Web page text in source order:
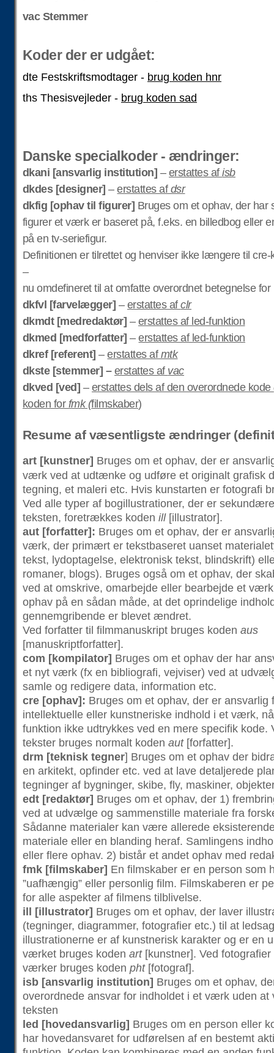
vac Stemmer
Koder der er udgået:
dte Festskriftsmodtager - brug koden hnr
ths Thesisvejleder - brug koden sad
Danske specialkoder - ændringer:
dkani [ansvarlig institution] – erstattes afisb
dkdes [designer] –erstattes af dsr
dkfig [ophav til figurer] Bruges om et ophav, der har
figurer et værk er baseret på, f.eks. en billedbog eller
på en tv-seriefigur.
Definitionen er tilrettet og henviser ikke længere til
–
nu omdefineret til at omfatte overordnet betegnelse
dkfvl [farvelægger] – erstattes afclr
dkmdt [medredaktør] – erstattes af led-funktion
dkmed [medforfatter] –erstattes af led-funktion
dkref [referent]–erstattes af mtk
dkste [stemmer] – erstattes af vac
dkved [ved] – erstattes dels af den overordnede kode
koden for fmk (filmskaber)
Resume af væsentligste ændringer
art [kunstner] Bruges om et ophav, der er
værk ved at udtænke og udføre et originalt grafisk
tegning, et maleri etc. Hvis kunstarten er fotografi
Ved alle typer af bogillustrationer, der er
teksten, foretrækkes koden ill[illustrator].
aut [forfatter]: Bruges om et ophav, der er
værk, der primært er tekstbaseret uanset
tekst, lydoptagelse, elektronisk tekst, blindskrift)
romaner, blogs). Bruges også om et ophav, der
ved at omskrive, omarbejde eller bearbejde et
ophav på en sådan måde, at det oprindelige
gennemgribende er blevet ændret.
Ved forfatter til filmmanuskript bruges koden aus
[manuskriptforfatter].
com [kompilator] Bruges om et ophav der har
et nyt værk (fx en bibliografi, vejviser) ved at
samle og redigere data, information etc.
cre [ophav]: Bruges om et ophav, der er ansvarlig
intellektuelle eller kunstneriske indhold i et værk,
funktion ikke udtrykkes ved en mere specifik kode.
tekster bruges normalt koden aut[forfatter].
drm [teknisk tegner] Bruges om et ophav der
en arkitekt, opfinder etc. ved at lave detaljerede
tegninger af bygninger, skibe, fly, maskiner,
edt [redaktør] Bruges om et ophav, der 1)
ved at udvælge og sammenstille materiale fra
Sådanne materialer kan være allerede
materiale eller en blanding heraf. Samlingens
eller flere ophav. 2) bistår et andet ophav med
fmk [filmskaber] En filmskaber er en person som
”uafhængig” eller personlig film. Filmskaberen er
for alle aspekter af filmens tilblivelse.
ill [illustrator] Bruges om et ophav, der laver
(tegninger, diagrammer, fotografier etc.) til at
illustrationerne er af kunstnerisk karakter og er en
værket bruges koden art[kunstner]. Ved fotografier
værker bruges koden pht[fotograf].
isb [ansvarlig institution] Bruges om et ophav,
overordnede ansvar for indholdet i et værk uden
teksten
led [hovedansvarlig] Bruges om en person eller
har hovedansvaret for udførelsen af en bestemt